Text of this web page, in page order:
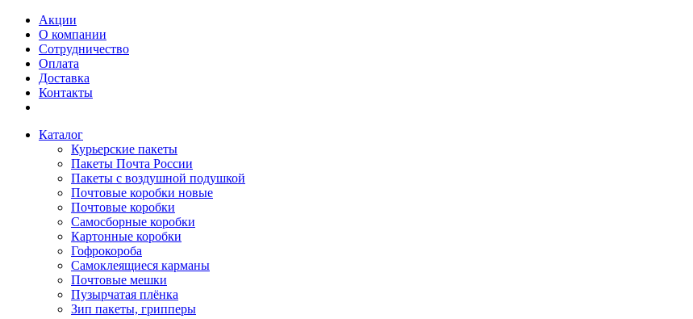
Акции
О компании
Сотрудничество
Оплата
Доставка
Контакты
Каталог
Курьерские пакеты
Пакеты Почта России
Пакеты с воздушной подушкой
Почтовые коробки новые
Почтовые коробки
Самосборные коробки
Картонные коробки
Гофрокороба
Самоклеящиеся карманы
Почтовые мешки
Пузырчатая плёнка
Зип пакеты, грипперы